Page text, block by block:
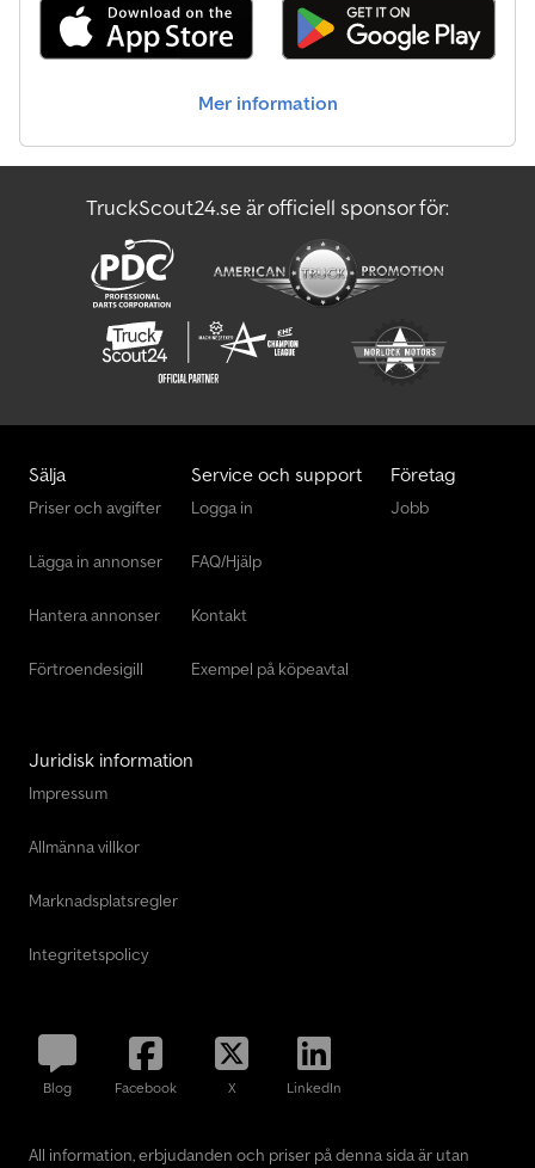
Mer information
TruckScout24.se är officiell sponsor för:
Sälja
Priser och avgifter
Lägga in annonser
Hantera annonser
Förtroendesigill
Service och support
Logga in
FAQ/Hjälp
Kontakt
Exempel på köpeavtal
Företag
Jobb
Juridisk information
Impressum
Allmänna villkor
Marknadsplatsregler
Integritetspolicy
Blog Facebook X LinkedIn
All information, erbjudanden och priser på denna sida är utan